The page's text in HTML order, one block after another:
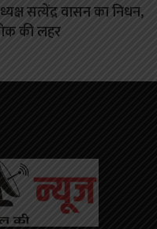
सत्येंद्र वासन का निधन,
की लहर